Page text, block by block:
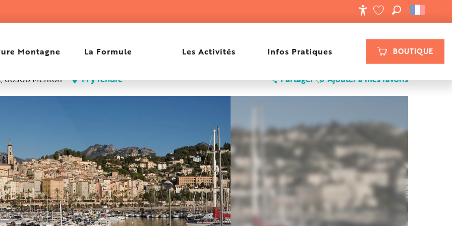
BOUTIQUE
VOIR LES FAVORIS
RECHERCHE
Montagne La Formule Les Activités Infos Pratiques
06500 Menton M'y rendre Partager Ajouter à mes favoris